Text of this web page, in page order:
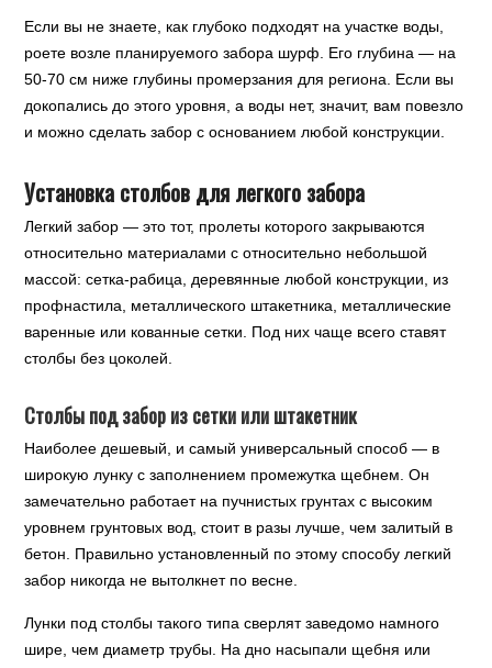
Если вы не знаете, как глубоко подходят на участке воды,
роете возле планируемого забора шурф. Его глубина — на
50-70 см ниже глубины промерзания для региона. Если вы
докопались до этого уровня, а воды нет, значит, вам повезло
и можно сделать забор с основанием любой конструкции.
Установка столбов для легкого забора
Легкий забор — это тот, пролеты которого закрываются
относительно материалами с относительно небольшой
массой: сетка-рабица, деревянные любой конструкции, из
профнастила, металлического штакетника, металлические
варенные или кованные сетки. Под них чаще всего ставят
столбы без цоколей.
Столбы под забор из сетки или штакетник
Наиболее дешевый, и самый универсальный способ — в
широкую лунку с заполнением промежутка щебнем. Он
замечательно работает на пучнистых грунтах с высоким
уровнем грунтовых вод, стоит в разы лучше, чем залитый в
бетон. Правильно установленный по этому способу легкий
забор никогда не вытолкнет по весне.
Лунки под столбы такого типа сверлят заведомо намного
шире, чем диаметр трубы. На дно насыпали щебня или